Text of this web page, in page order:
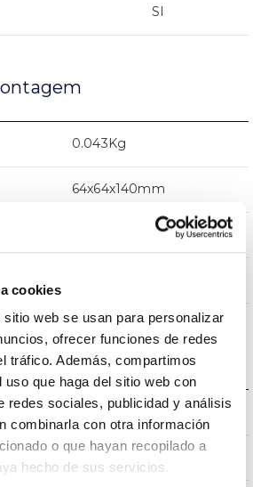
cookies
web se usan para personalizar
ofrecer funciones de redes
tráfico. Además, compartimos
uso que haga del sitio web con
redes sociales, publicidad y análisis
combinarla con otra información
o que hayan recopilado a
hecho de sus servicios.
SI
0.043Kg
64x64x140mm
2500K
cromática